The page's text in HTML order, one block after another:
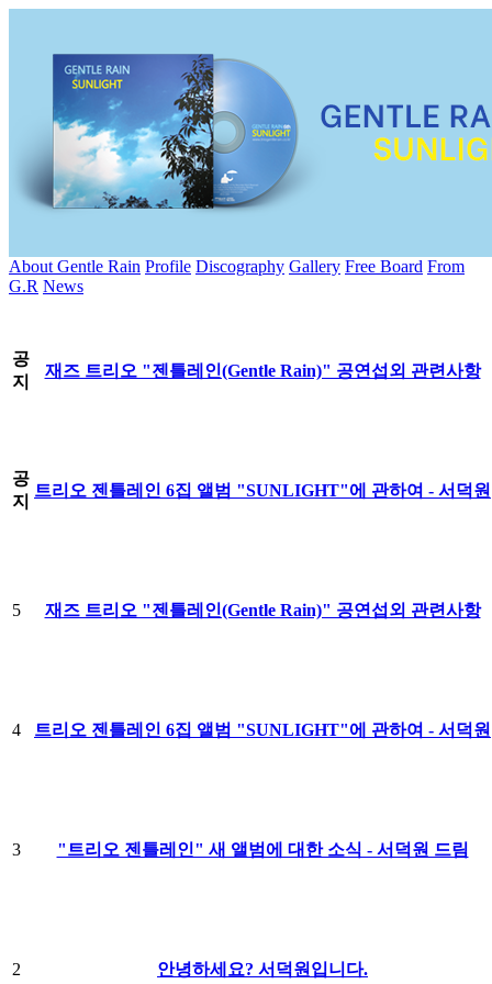
About Gentle Rain Profile Discography Gallery Free Board From
G.R News
공
지
재즈 트리오 "젠틀레인(Gentle Rain)" 공연섭외 관련사항
공
지
트리오 젠틀레인 6집 앨범 "SUNLIGHT"에 관하여 - 서덕원
5 재즈 트리오 "젠틀레인(Gentle Rain)" 공연섭외 관련사항
4 트리오 젠틀레인 6집 앨범 "SUNLIGHT"에 관하여 - 서덕원
3 "트리오 젠틀레인" 새 앨범에 대한 소식 - 서덕원 드림
2 안녕하세요? 서덕원입니다.